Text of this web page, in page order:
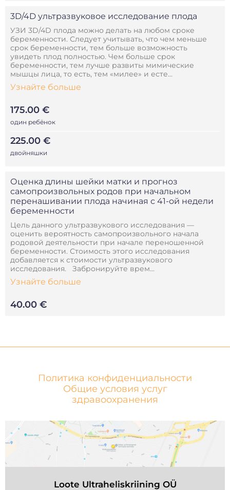
3D/4D ультразвуковое исследование плода
УЗИ 3D/4D плода можно делать на любом сроке
беременности. Следует учитывать, что чем меньше
срок беременности, тем больше возможность
увидеть плод полностью. Чем больше срок
беременности, тем лучше развиты мимические
мышцы лица, то есть, тем «милее» и есте...
Узнайте больше
175.00 €
один ребёнок
225.00 €
двойняшки
Оценка длины шейки матки и прогноз
самопроизвольных родов при начальном
перенашивании плода начиная с 41-ой недели
беременности
Цель данного ультразвукового исследования —
оценить вероятность самопроизвольного начала
родовой деятельности при начале переношенной
беременности. Стоимость этого исследования
добавляется к стоимости ультразвукового
исследования. Забронируйте врем...
Узнайте больше
40.00 €
Политика конфиденциальности
Общие условия услуг
здравоохранения
Loote Ultraheliskriining OÜ